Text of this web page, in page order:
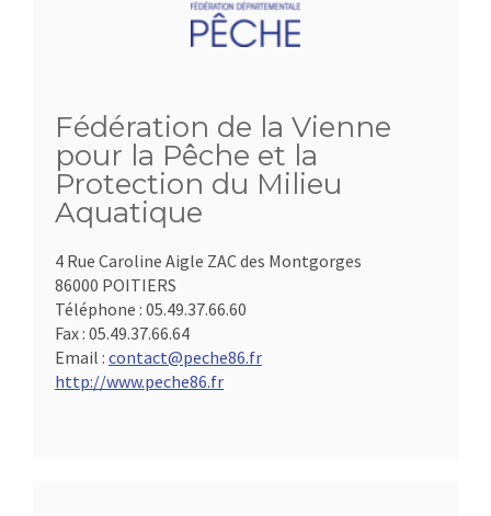
Fédération de la Vienne
pour la Pêche et la
Protection du Milieu
Aquatique
4 Rue Caroline Aigle ZAC des Montgorges
86000 POITIERS
Téléphone : 05.49.37.66.60
Fax : 05.49.37.66.64
Email : contact@peche86.fr
http://www.peche86.fr